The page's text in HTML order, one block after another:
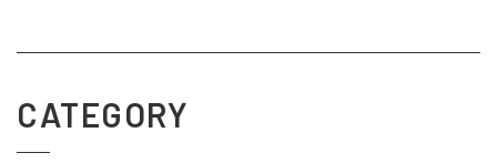
CATEGORY